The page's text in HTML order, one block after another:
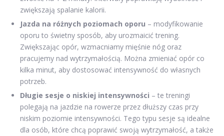
zwiększają spalanie kalorii.
Jazda na różnych poziomach oporu – modyfikowanie
oporu to świetny sposób, aby urozmaicić trening.
Zwiększając opór, wzmacniamy mięśnie nóg oraz
pracujemy nad wytrzymałością. Można zmieniać opór co
kilka minut, aby dostosować intensywność do własnych
potrzeb.
Długie sesje o niskiej intensywności – te treningi
polegają na jazdzie na rowerze przez dłuższy czas przy
niskim poziomie intensywności. Tego typu sesje są idealne
dla osób, które chcą poprawić swoją wytrzymałość, a także